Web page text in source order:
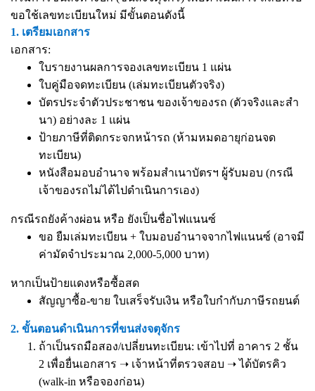
ขอใช้เลขทะเบียนใหม่ มีขั้นตอนดังนี้
1. เตรียมเอกสาร
เอกสาร:
ใบรายงานผลการจองเลขทะเบียน 1 แผ่น
ใบคู่มือจดทะเบียน (เล่มทะเบียนตัวจริง)
บัตรประจำตัวประชาชน ของเจ้าของรถ (ตัวจริงและสำ
นา) อย่างละ 1 แผ่น
ป้ายภาษีที่ติดกระจกหน้ารถ (ห้ามหมดอายุก่อนจด
ทะเบียน)
หนังสือมอบอำนาจ พร้อมสำเนาบัตรฯ ผู้รับมอบ (กรณี
เจ้าของรถไม่ได้ไปดำเนินการเอง)
กรณีรถยังค้างผ่อน หรือ ยังเป็นชื่อไฟแนนซ์
ขอ ยืมเล่มทะเบียน + ใบมอบอำนาจจากไฟแนนซ์ (อาจมี
ค่ามัดจำประมาณ 2,000-5,000 บาท)
หากเป็นป้ายแดงหรือซื้อสด
สัญญาซื้อ-ขาย ใบเสร็จรับเงิน หรือใบกำกับภาษีรถยนต์
2. ขั้นตอนดำเนินการที่ขนส่งจตุจักร
ถ้าเป็นรถมือสอง/เปลี่ยนทะเบียน: เข้าไปที่ อาคาร 2 ชั้น
2 เพื่อยื่นเอกสาร ➝ เจ้าหน้าที่ตรวจสอบ ➝ ได้บัตรคิว
(walk-in หรือจองก่อน)